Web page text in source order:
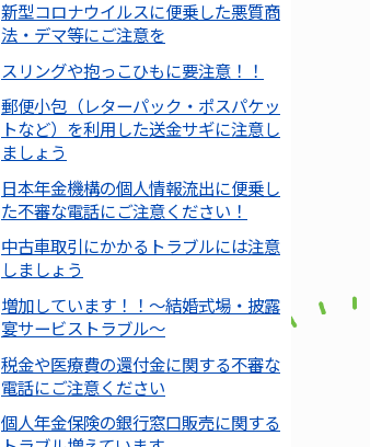
新型コロナウイルスに便乗した悪質商
法・デマ等にご注意を
スリングや抱っこひもに要注意！！
郵便小包（レターパック・ポスパケッ
トなど）を利用した送金サギに注意し
ましょう
日本年金機構の個人情報流出に便乗し
た不審な電話にご注意ください！
中古車取引にかかるトラブルには注意
しましょう
増加しています！！～結婚式場・披露
宴サービストラブル～
税金や医療費の還付金に関する不審な
電話にご注意ください
個人年金保険の銀行窓口販売に関する